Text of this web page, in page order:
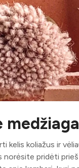
kelis koliažus ir
norėsite pridėti